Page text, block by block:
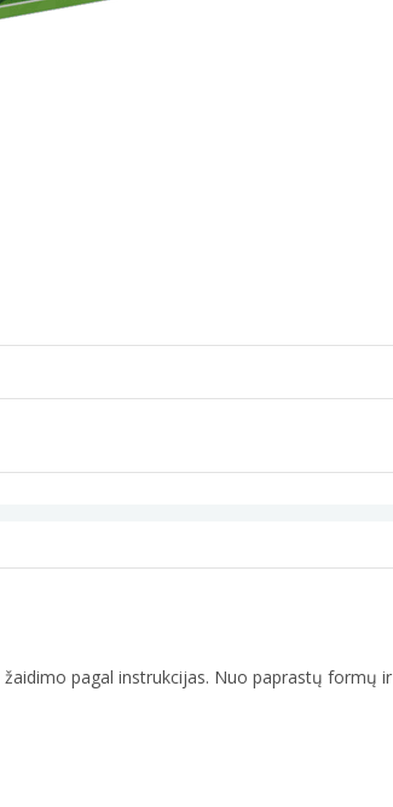
pagal instrukcijas. Nuo paprastų